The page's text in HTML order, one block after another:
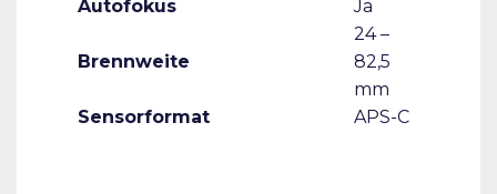
Autofokus
Ja
Brennweite
24 –
82,5
mm
Sensorformat
APS-C